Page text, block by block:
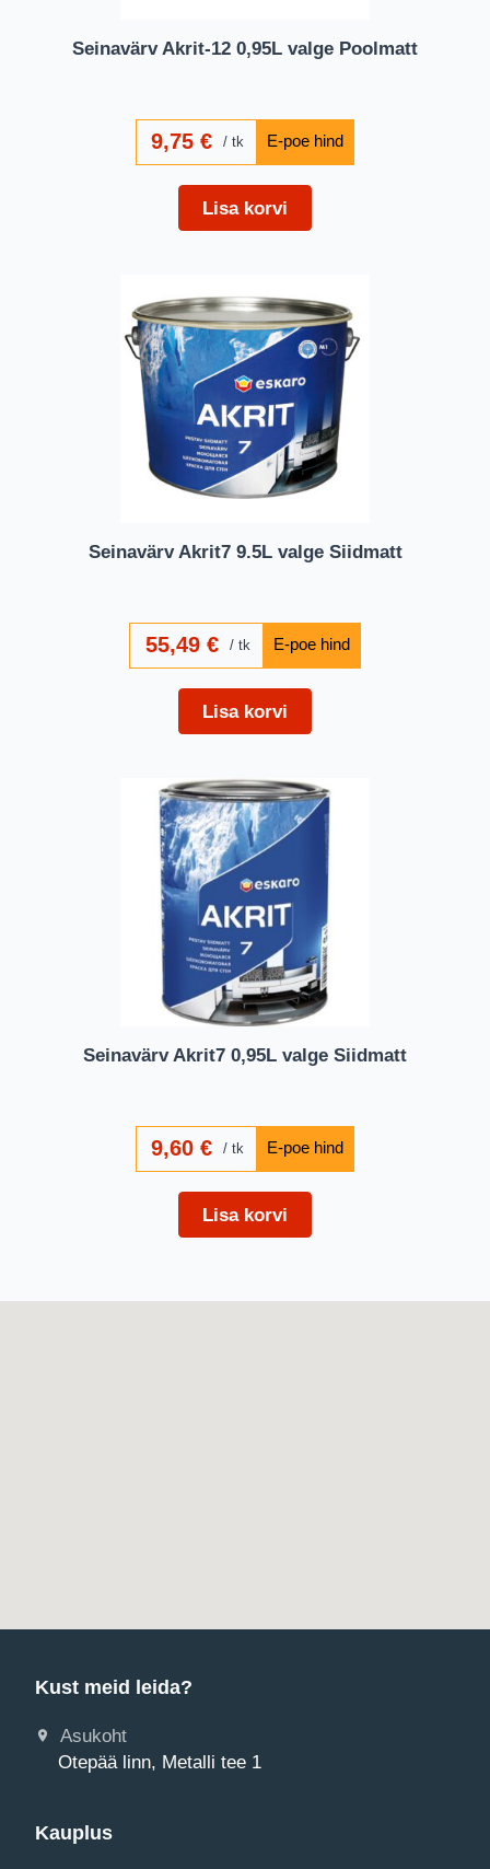
Seinavärv Akrit-12 0,95L valge Poolmatt
9,75€ tk
Lisa korvi
Seinavärv Akrit7 9.5L valge Siidmatt
55,49 € tk
Lisa korvi
Seinavärv Akrit7 0,95L valge Siidmatt
9,60€ tk
Lisa korvi
Kust meid leida?
Asukoht
Otepää linn, Metalli tee 1
Kauplus